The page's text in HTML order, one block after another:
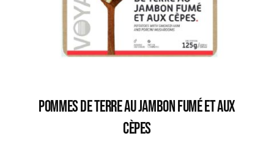
POMMES DE TERRE AU JAMBON FUMÉ ET AUX
CÈPES